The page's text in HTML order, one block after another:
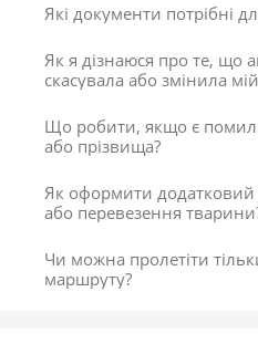
Які документи потрібні
Як я дізнаюся про те, що
скасувала або змінила
Що робити, якщо є
або прізвища?
Як оформити додатковий
або перевезення
Чи можна пролетіти
маршруту?